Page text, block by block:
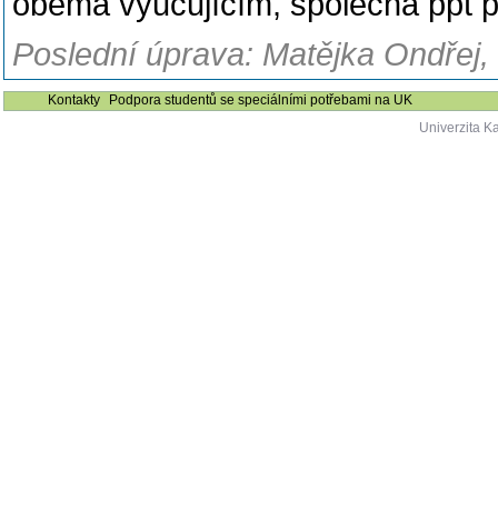
Poslední úprava: Matějka
Kontakty
Podpora studentů se speciálními potřebami na UK
Univerzita